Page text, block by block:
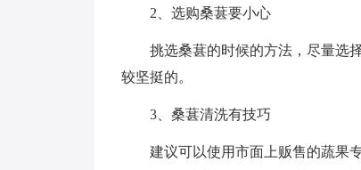
2、选购桑葚要小心
挑选桑葚的时候的方法，尽量选
较坚挺的。
3、桑葚清洗有技巧
建议可以使用市面上贩售的蔬果